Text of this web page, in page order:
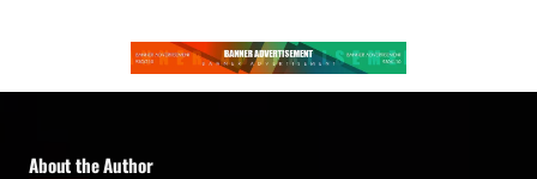
About the Author